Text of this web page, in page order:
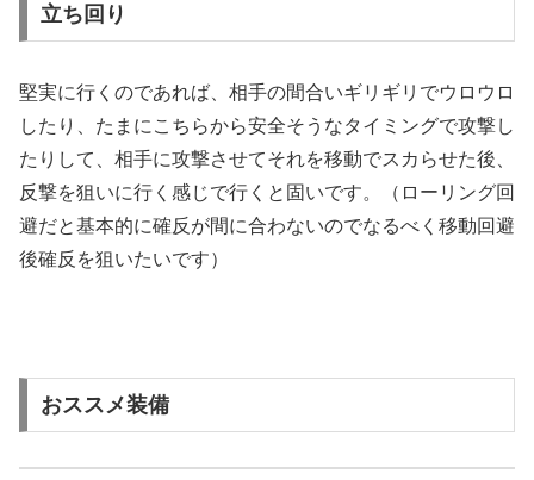
立ち回り
堅実に行くのであれば、相手の間合いギリギリでウロウロ
したり、たまにこちらから安全そうなタイミングで攻撃し
たりして、相手に攻撃させてそれを移動でスカらせた後、
反撃を狙いに行く感じで行くと固いです。（ローリング回
避だと基本的に確反が間に合わないのでなるべく移動回避
後確反を狙いたいです）
おススメ装備